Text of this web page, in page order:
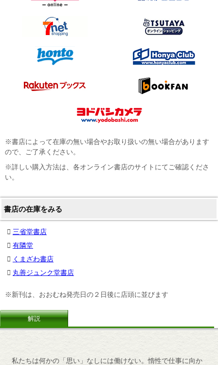
※書店によって在庫の無い場合やお取り扱いの無い場合があります
ので、ご了承ください。
※詳しい購入方法は、各オンライン書店のサイトにてご確認くださ
い。
書店の在庫をみる
三省堂書店
有隣堂
くまざわ書店
丸善ジュンク堂書店
※新刊は、おおむね発売日の２日後に店頭に並びます
解説
私たちは何かの「思い」なしには働けない。惰性で仕事に向か